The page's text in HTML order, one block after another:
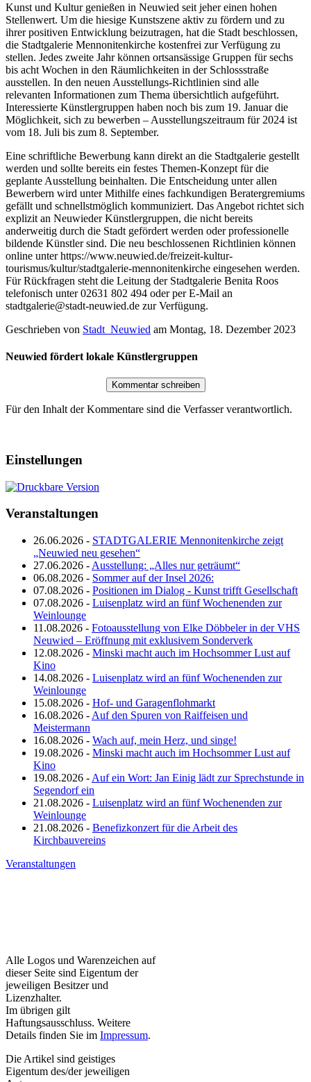
Kunst und Kultur genießen in Neuwied seit jeher einen hohen
Stellenwert. Um die hiesige Kunstszene aktiv zu fördern und zu
ihrer positiven Entwicklung beizutragen, hat die Stadt beschlossen,
die Stadtgalerie Mennonitenkirche kostenfrei zur Verfügung zu
stellen. Jedes zweite Jahr können ortsansässige Gruppen für sechs
bis acht Wochen in den Räumlichkeiten in der Schlossstraße
ausstellen. In den neuen Ausstellungs-Richtlinien sind alle
relevanten Informationen zum Thema übersichtlich aufgeführt.
Interessierte Künstlergruppen haben noch bis zum 19. Januar die
Möglichkeit, sich zu bewerben – Ausstellungszeitraum für 2024 ist
vom 18. Juli bis zum 8. September.
Eine schriftliche Bewerbung kann direkt an die Stadtgalerie gestellt
werden und sollte bereits ein festes Themen-Konzept für die
geplante Ausstellung beinhalten. Die Entscheidung unter allen
Bewerbern wird unter Mithilfe eines fachkundigen Beratergremiums
gefällt und schnellstmöglich kommuniziert. Das Angebot richtet sich
explizit an Neuwieder Künstlergruppen, die nicht bereits
anderweitig durch die Stadt gefördert werden oder professionelle
bildende Künstler sind. Die neu beschlossenen Richtlinien können
online unter https://www.neuwied.de/freizeit-kultur-
tourismus/kultur/stadtgalerie-mennonitenkirche eingesehen werden.
Für Rückfragen steht die Leitung der Stadtgalerie Benita Roos
telefonisch unter 02631 802 494 oder per E-Mail an
stadtgalerie@stadt-neuwied.de zur Verfügung.
Geschrieben von Stadt_Neuwied am Montag, 18. Dezember 2023
Neuwied fördert lokale Künstlergruppen
Für den Inhalt der Kommentare sind die Verfasser verantwortlich.
Einstellungen
Veranstaltungen
26.06.2026 - STADTGALERIE Mennonitenkirche zeigt
„Neuwied neu gesehen“
27.06.2026 - Ausstellung: „Alles nur geträumt“
06.08.2026 - Sommer auf der Insel 2026:
07.08.2026 - Positionen im Dialog - Kunst trifft Gesellschaft
07.08.2026 - Luisenplatz wird an fünf Wochenenden zur
Weinlounge
11.08.2026 - Fotoausstellung von Elke Döbbeler in der VHS
Neuwied – Eröffnung mit exklusivem Sonderverk
12.08.2026 - Minski macht auch im Hochsommer Lust auf
Kino
14.08.2026 - Luisenplatz wird an fünf Wochenenden zur
Weinlounge
15.08.2026 - Hof- und Garagenflohmarkt
16.08.2026 - Auf den Spuren von Raiffeisen und
Meistermann
16.08.2026 - Wach auf, mein Herz, und singe!
19.08.2026 - Minski macht auch im Hochsommer Lust auf
Kino
19.08.2026 - Auf ein Wort: Jan Einig lädt zur Sprechstunde in
Segendorf ein
21.08.2026 - Luisenplatz wird an fünf Wochenenden zur
Weinlounge
21.08.2026 - Benefizkonzert für die Arbeit des
Kirchbauvereins
Veranstaltungen
Alle Logos und Warenzeichen auf
dieser Seite sind Eigentum der
jeweiligen Besitzer und
Lizenzhalter.
Im übrigen gilt
Haftungsausschluss. Weitere
Details finden Sie im Impressum.
Die Artikel sind geistiges
Eigentum des/der jeweiligen